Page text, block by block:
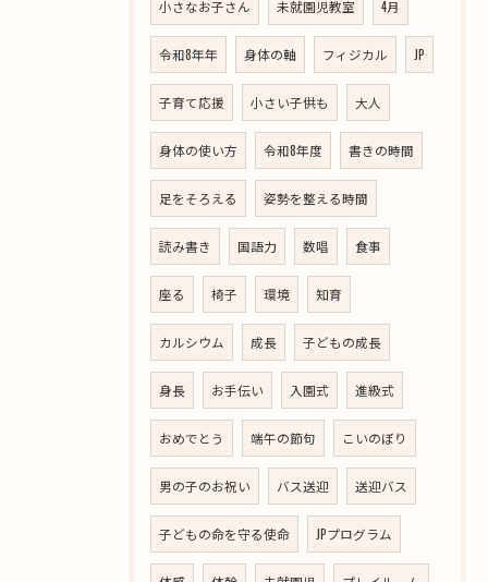
小さなお子さん 未就園児教室 4月
令和8年年 身体の軸 フィジカル JP
子育て応援 小さい子供も 大人
身体の使い方 令和8年度 書きの時間
足をそろえる 姿勢を整える時間
読み書き 国語力 数唱 食事
座る 椅子 環境 知育
カルシウム 成長 子どもの成長
身長 お手伝い 入園式 進級式
おめでとう 端午の節句 こいのぼり
男の子のお祝い バス送迎 送迎バス
子どもの命を守る使命 JPプログラム